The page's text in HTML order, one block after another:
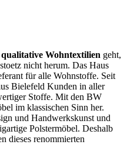
Wohntextilien geht,
nicht herum. Das Haus
für alle Wohnstoffe. Seit
Bielefeld Kunden in aller
Stoffe. Mit den BW
im klassischen Sinn her.
und Handwerkskunst und
Polstermöbel. Deshalb
dieses renommierten